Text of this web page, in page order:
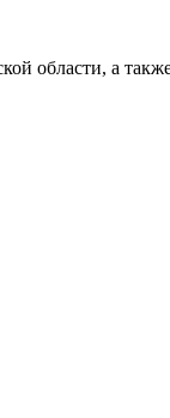
области, а